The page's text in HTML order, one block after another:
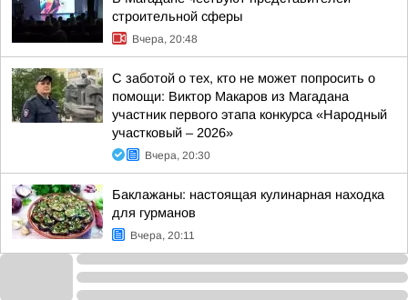
строительной сферы
Вчера, 20:48
С заботой о тех, кто не может попросить о
помощи: Виктор Макаров из Магадана
участник первого этапа конкурса «Народный
участковый – 2026»
Вчера, 20:30
Баклажаны: настоящая кулинарная находка
для гурманов
Вчера, 20:11